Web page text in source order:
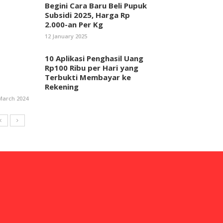
Begini Cara Baru Beli Pupuk
Subsidi 2025, Harga Rp
2.000-an Per Kg
12 January 2025
10 Aplikasi Penghasil Uang
Rp100 Ribu per Hari yang
Terbukti Membayar ke
Rekening
2024